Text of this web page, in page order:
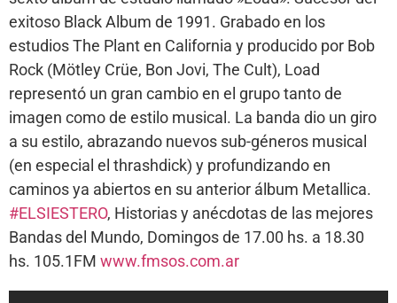
exitoso Black Album de 1991. Grabado en los
estudios The Plant en California y producido por Bob
Rock (Mötley Crüe, Bon Jovi, The Cult), Load
representó un gran cambio en el grupo tanto de
imagen como de estilo musical. La banda dio un giro
a su estilo, abrazando nuevos sub-géneros musical
(en especial el thrashdick) y profundizando en
caminos ya abiertos en su anterior álbum Metallica.
#ELSIESTERO, Historias y anécdotas de las mejores
Bandas del Mundo, Domingos de 17.00 hs. a 18.30
hs. 105.1FM www.fmsos.com.ar